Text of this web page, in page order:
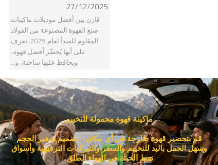
27/12/2025
قارن بين أفضل موديلات ماكينات
صنع القهوة المصنوعة من الفولاذ
المقاوم للصدأ لعام 2025. تعرف
على أيها يُحضّر أفضل قهوة،
ويحافظ عليها ساخنة، و...
ماكينة قهوة محمولة للتخييم
قم بتحضير قهوة طازجة في أي مكان - تصميم صغير الحجم
وسهل الحمل باليد للتخييم والسفر والمركبات الترفيهية وأسواق
نمط الحياة في الهواء الطلق.